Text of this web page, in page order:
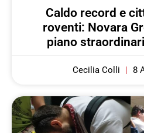
Caldo record e
roventi: Novara
piano
Cecilia Colli 8